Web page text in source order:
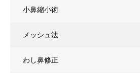
小鼻縮小術
メッシュ法
わし鼻修正